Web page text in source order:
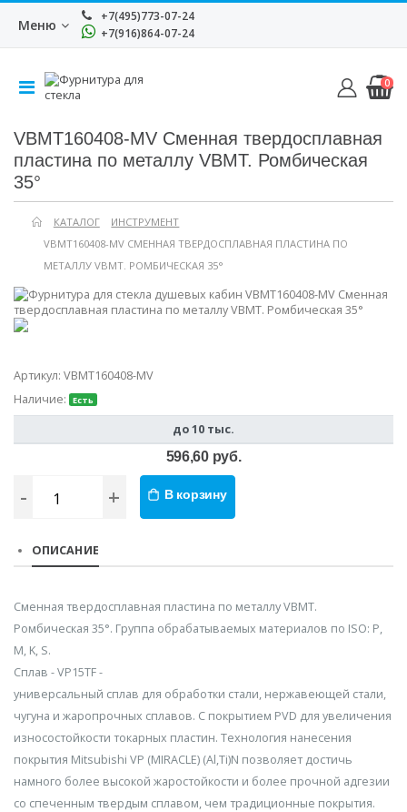
Меню
+7(495)773-07-24
+7(916)864-07-24
0
VBMT160408-MV Сменная твердосплавная
пластина по металлу VBMT. Ромбическая
35°
КАТАЛОГ
ИНСТРУМЕНТ
VBMT160408-MV СМЕННАЯ ТВЕРДОСПЛАВНАЯ ПЛАСТИНА ПО
МЕТАЛЛУ VBMT. РОМБИЧЕСКАЯ 35°
Артикул: VBMT160408-MV
Наличие:
Есть
до 10 тыс.
596,60 руб.
- + В корзину
ОПИСАНИЕ
Сменная твердосплавная пластина по металлу VBMT.
Ромбическая 35°. Группа обрабатываемых материалов по ISO: P,
M, K, S.
Сплав - VP15TF -
универсальный сплав для обработки стали, нержавеющей стали,
чугуна и жаропрочных сплавов. С покрытием PVD для увеличения
износостойкости токарных пластин. Технология нанесения
покрытия Mitsubishi VP (MIRACLE) (Al,Ti)N позволяет достичь
намного более высокой жаростойкости и более прочной адгезии
со спеченным твердым сплавом, чем традиционные покрытия.